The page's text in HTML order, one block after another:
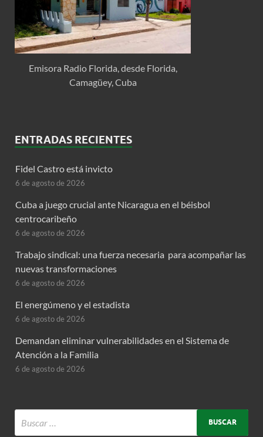
Emisora Radio Florida, desde Florida,
Camagüey, Cuba
ENTRADAS RECIENTES
Fidel Castro está invicto
6 de agosto de 2026
Cuba a juego crucial ante Nicaragua en el béisbol
centrocaribeño
6 de agosto de 2026
Trabajo sindical: una fuerza necesaria para acompañar las
nuevas transformaciones
6 de agosto de 2026
El energúmeno y el estadista
6 de agosto de 2026
Demandan eliminar vulnerabilidades en el Sistema de
Atención a la Familia
6 de agosto de 2026